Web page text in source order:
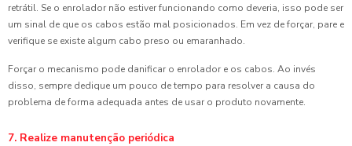
retrátil. Se o enrolador não estiver funcionando como deveria, isso pode ser
um sinal de que os cabos estão mal posicionados. Em vez de forçar, pare e
verifique se existe algum cabo preso ou emaranhado.
Forçar o mecanismo pode danificar o enrolador e os cabos. Ao invés
disso, sempre dedique um pouco de tempo para resolver a causa do
problema de forma adequada antes de usar o produto novamente.
7. Realize manutenção periódica